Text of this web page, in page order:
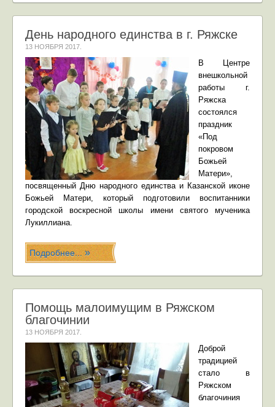
День народного единства в г. Ряжске
13 НОЯБРЯ 2017
В Центре
внешкольной
работы г.
Ряжска
состоялся
праздник
«Под
покровом
Божьей
Матери»,
посвященный Дню народного единства и Казанской иконе
Божьей Матери, который подготовили воспитанники
городской воскресной школы имени святого мученика
Лукиллиана.
Подробнее...
Помощь малоимущим в Ряжском
благочинии
13 НОЯБРЯ 2017
Доброй
традицией
стало в
Ряжском
благочиния